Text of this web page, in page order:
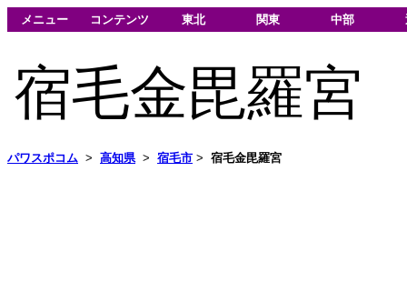
メニュー コンテンツ 東北 関東 中部
宿毛金毘羅宮
パワスポコム > 高知県> 宿毛市 > 宿毛金毘羅宮